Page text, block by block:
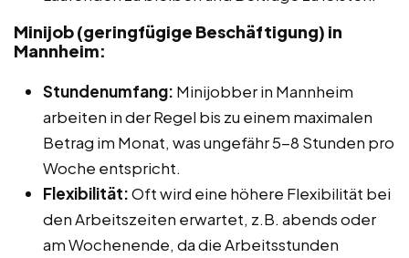
Minijob (geringfügige Beschäftigung) in
Mannheim:
Stundenumfang: Minijobber in Mannheim
arbeiten in der Regel bis zu einem maximalen
Betrag im Monat, was ungefähr 5-8 Stunden pro
Woche entspricht.
Flexibilität:Oft wird eine höhere Flexibilität bei
den Arbeitszeiten erwartet, z.B. abends oder
am Wochenende, da die Arbeitsstunden